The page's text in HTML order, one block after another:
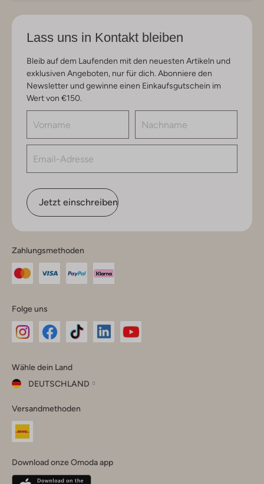
Lass uns in Kontakt bleiben
Bleib auf dem Laufenden mit den neuesten Artikeln und
exklusiven Angeboten, nur für dich. Abonniere den
Newsletter und gewinne einen Einkaufsgutschein im
Wert von €150.
Jetzt einschreiben
Zahlungsmethoden
Folge uns
Instagram
Facebook
TikTok
Wähle dein Land
DEUTSCHLAND
dein
Land
Belgique(Français)
Versandmethoden
Download onze Omoda app